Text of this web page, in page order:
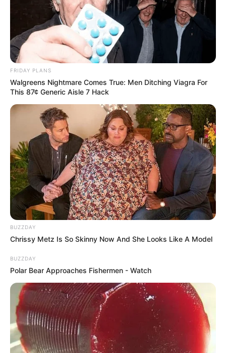
FRIDAY PLANS
Walgreens Nightmare Comes True: Men Ditching Viagra For
This 87¢ Generic Aisle 7 Hack
BUZZDAY
Chrissy Metz Is So Skinny Now And She Looks Like A Model
BUZZDAY
Polar Bear Approaches Fishermen - Watch